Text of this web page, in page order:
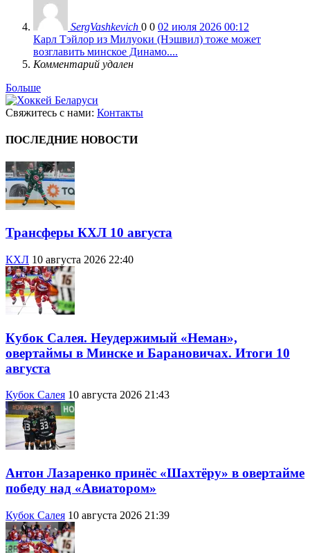
SergVashkevich 0 0 02 июля 2026 00:12
Карл Тэйлор из Милуоки (Нэшвил) тоже может
возглавить минское Динамо....
Комментарий удален
Больше
Свяжитесь с нами: Контакты
ПОСЛЕДНИЕ НОВОСТИ
Трансферы КХЛ 10 августа
КХЛ 10 августа 2026 22:40
Кубок Салея. Неудержимый «Неман»,
овертаймы в Минске и Барановичах. Итоги 10
августа
Кубок Салея 10 августа 2026 21:43
Антон Лазаренко принёс «Шахтёру» в овертайме
победу над «Авиатором»
Кубок Салея 10 августа 2026 21:39